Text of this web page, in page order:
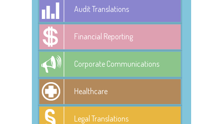
Audit Translations
Financial Reporting
Corporate Communications
Healthcare
Legal Translations